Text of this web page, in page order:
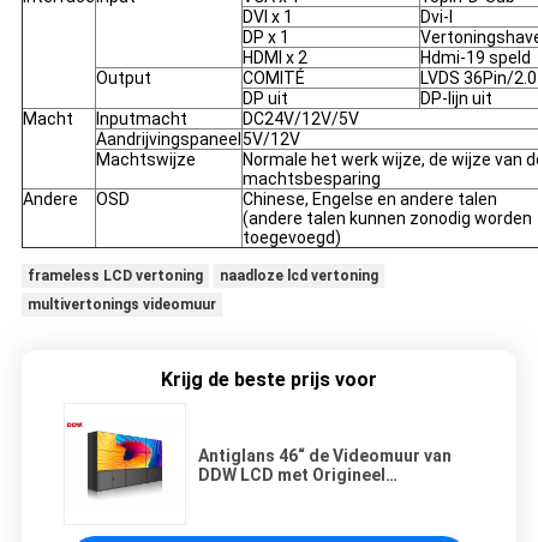
DVI x 1
Dvi-I
DP x 1
HDMI x 2
Hdmi-19 speld
Output
COMITÉ
LVDS 36Pin/2.0
DP uit
DP-lijn uit
Macht
Inputmacht
DC24V/12V/5V
Aandrijvingspaneel 5V/12V
Machtswijze
Normale het werk wijze, de wijze van
machtsbesparing
Andere
OSD
Chinese, Engelse en andere talen
(andere talen kunnen zonodig worden
toegevoegd)
frameless LCD vertoning
naadloze lcd vertoning
multivertonings videomuur
Krijg de beste prijs voor
Antiglans 46“ de Videomuur van
DDW LCD met Origineel